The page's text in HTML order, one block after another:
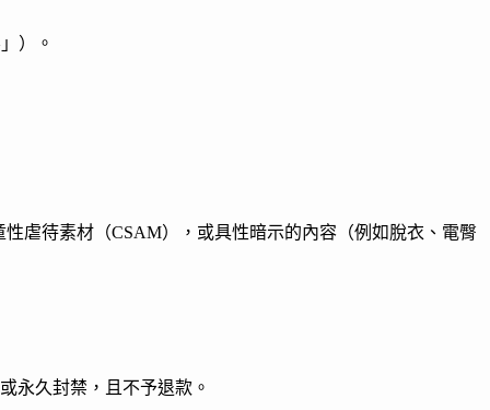
）。
虐待素材（CSAM），或具性暗示的內容（例如脫衣、電臀
永久封禁，且不予退款。